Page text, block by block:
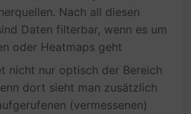
Nach all diesen
Daten filterbar, wenn es um
oder Heatmaps geht
nicht nur optisch der Bereich
dort sieht man zusätzlich
(vermessenen)